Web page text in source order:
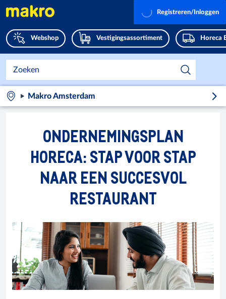
Webshop Vestigingsassortiment Horeca
Registreren/Inloggen
Makro Amsterdam
ONDERNEMINGSPLAN
HORECA: STAP VOOR STAP
NAAR EEN SUCCESVOL
RESTAURANT